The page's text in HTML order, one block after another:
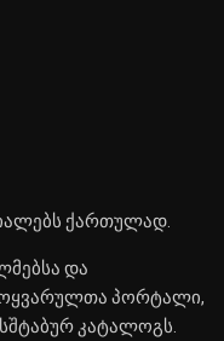
ქართულად.
და
პორტალი,
კატალოგს.